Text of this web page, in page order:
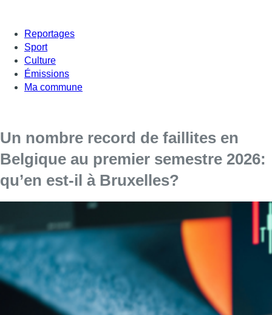
Reportages
Sport
Culture
Émissions
Ma commune
Un nombre record de faillites en
Belgique au premier semestre 2026:
qu’en est-il à Bruxelles?